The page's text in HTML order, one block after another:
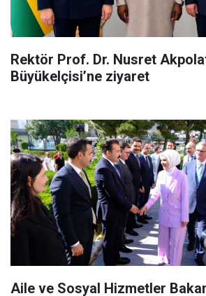
Rektör Prof. Dr. Nusret
Büyükelçisi’ne ziyaret
Aile ve Sosyal Hizmetler